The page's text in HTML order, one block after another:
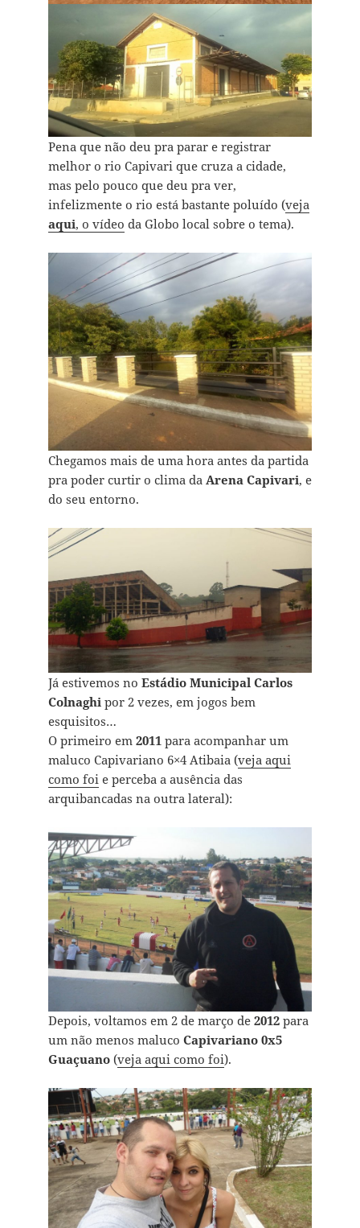
Pena que não deu pra parar e registrar
melhor o rio Capivari que cruza a cidade,
mas pelo pouco que deu pra ver,
infelizmente o rio está bastante poluído (veja
aqui, o vídeo da Globo local sobre o tema).
Chegamos mais de uma hora antes da partida
pra poder curtir o clima da Arena Capivari, e
do seu entorno.
Já estivemos no Estádio Municipal Carlos
Colnaghipor 2 vezes, em jogos bem
esquisitos…
O primeiro em 2011para acompanhar um
maluco Capivariano 6×4 Atibaia (veja aqui
como foie perceba a ausência das
arquibancadas na outra lateral):
Depois, voltamos em 2 de março de 2012para
um não menos maluco Capivariano 0x5
Guaçuano(veja aqui como foi).